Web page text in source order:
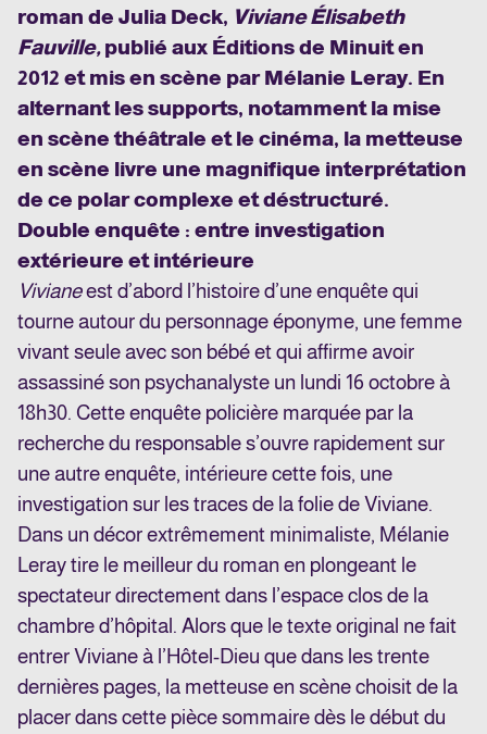
roman de Julia Deck, Viviane Élisabeth
Fauville,publié aux Éditions de Minuit en
2012 et mis en scène par Mélanie Leray. En
alternant les supports, notamment la mise
en scène théâtrale et le cinéma, la metteuse
en scène livre une magnifique interprétation
de ce polar complexe et déstructuré.
Double enquête : entre investigation
extérieure et intérieure
Vivianeest d’abord l’histoire d’une enquête qui
tourne autour du personnage éponyme, une femme
vivant seule avec son bébé et qui affirme avoir
assassiné son psychanalyste un lundi 16 octobre à
18h30. Cette enquête policière marquée par la
recherche du responsable s’ouvre rapidement sur
une autre enquête, intérieure cette fois, une
investigation sur les traces de la folie de Viviane.
Dans un décor extrêmement minimaliste, Mélanie
Leray tire le meilleur du roman en plongeant le
spectateur directement dans l’espace clos de la
chambre d’hôpital. Alors que le texte original ne fait
entrer Viviane à l’Hôtel-Dieu que dans les trente
dernières pages, la metteuse en scène choisit de la
placer dans cette pièce sommaire dès le début du